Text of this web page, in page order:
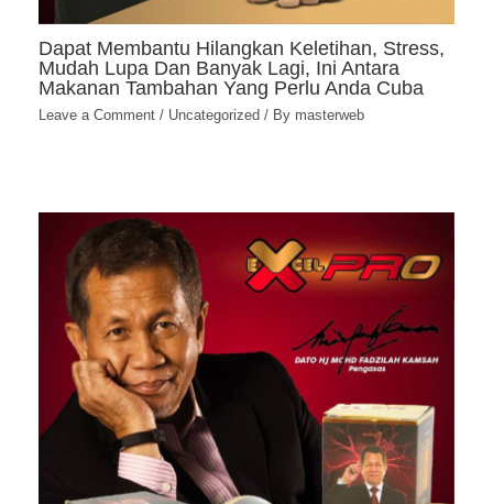
Dapat Membantu Hilangkan Keletihan, Stress,
Mudah Lupa Dan Banyak Lagi, Ini Antara
Makanan Tambahan Yang Perlu Anda Cuba
Leave a Comment / Uncategorized/ By masterweb